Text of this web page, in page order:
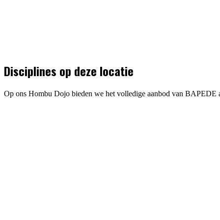
Disciplines op deze locatie
Op ons Hombu Dojo bieden we het volledige aanbod van BAPEDE